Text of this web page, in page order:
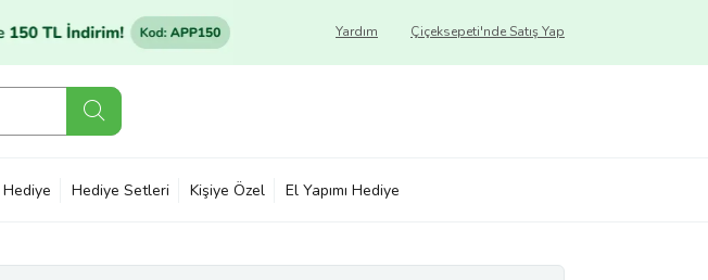
Çiçeksepeti'nde Satış Yap
Yardım
Hediye Hediye Setleri Kişiye Özel El Yapımı Hediye